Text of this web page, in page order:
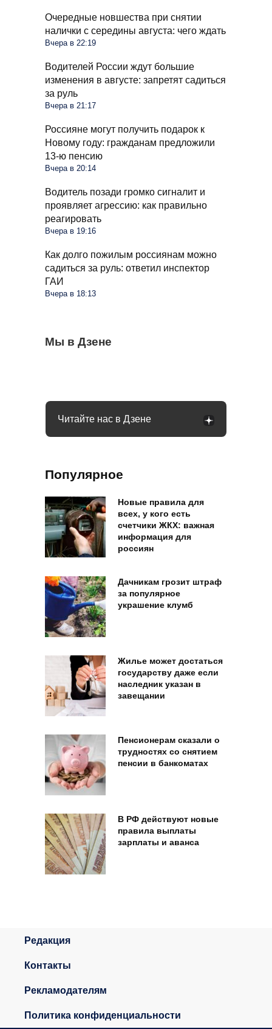
Очередные новшества при снятии
налички с середины августа: чего ждать
Вчера в 22:19
Водителей России ждут большие
изменения в августе: запретят садиться
за руль
Вчера в 21:17
Россияне могут получить подарок к
Новому году: гражданам предложили
13-ю пенсию
Вчера в 20:14
Водитель позади громко сигналит и
проявляет агрессию: как правильно
реагировать
Вчера в 19:16
Как долго пожилым россиянам можно
садиться за руль: ответил инспектор
ГАИ
Вчера в 18:13
Мы в Дзене
Грядки в августе пустеют, но
расслабляться нельзя: пора готовить
Овощи, которые еще дадут мощный
Ветки смородины сохнут и темнеют: пора
Читайте нас в Дзене
Популярное
Новые правила для
всех, у кого есть
счетчики ЖКХ: важная
информация для
россиян
Дачникам грозит штраф
за популярное
украшение клумб
Жилье может достаться
государству даже если
наследник указан в
завещании
Пенсионерам сказали о
трудностях со снятием
пенсии в банкоматах
В РФ действуют новые
правила выплаты
зарплаты и аванса
Редакция
Контакты
Рекламодателям
Политика конфиденциальности